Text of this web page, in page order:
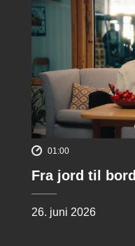
01:00
Fra jord til bord
26. juni 2026